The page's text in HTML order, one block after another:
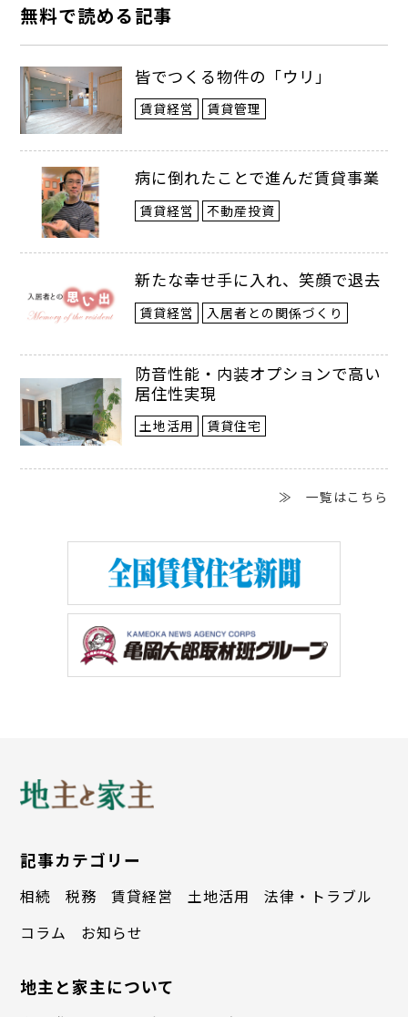
無料で読める記事
皆でつくる物件の「ウリ」
賃貸経営 賃貸管理
病に倒れたことで進んだ賃貸事業
賃貸経営 不動産投資
新たな幸せ手に入れ、笑顔で退去
賃貸経営 入居者との関係づくり
防音性能・内装オプションで高い
居住性実現
土地活用 賃貸住宅
≫ 一覧はこちら
記事カテゴリー
相続 税務 賃貸経営 土地活用
法律・トラブル
コラム
お知らせ
地主と家主について